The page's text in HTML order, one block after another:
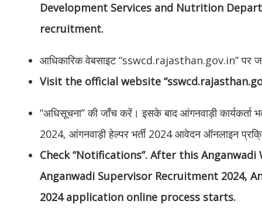
Development Services and Nutrition
recruitment.
आधिकारिक वेबसाइट “sswcd.rajasthan.gov.in” पर
Visit the official website
“अधिसूचना” की जाँच करें। इसके बाद आंगनवाड़ी कार्यकर्ता
2024, आंगनवाड़ी हेल्पर भर्ती 2024 आवेदन ऑनलाइन
Check “Notifications”. After this
Anganwadi Supervisor Recruitment 2024,
2024 application online process starts.